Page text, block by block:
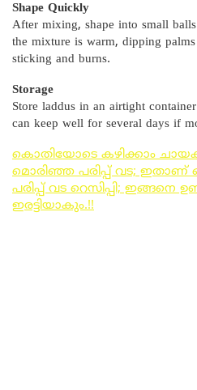
Shape Quickly
After mixing, shape into small
the mixture is warm, dipping
sticking and burns.
Storage
Store laddus in an airtight
can keep well for several days if
കൊതിയോടെ കഴിക്കാം
മൊരിഞ്ഞ പരിപ്പ് വട; ഇതാണ്
പരിപ്പ് വട റെസിപ്പി; ഇങ്ങനെ
ഇരട്ടിയാകും.!!